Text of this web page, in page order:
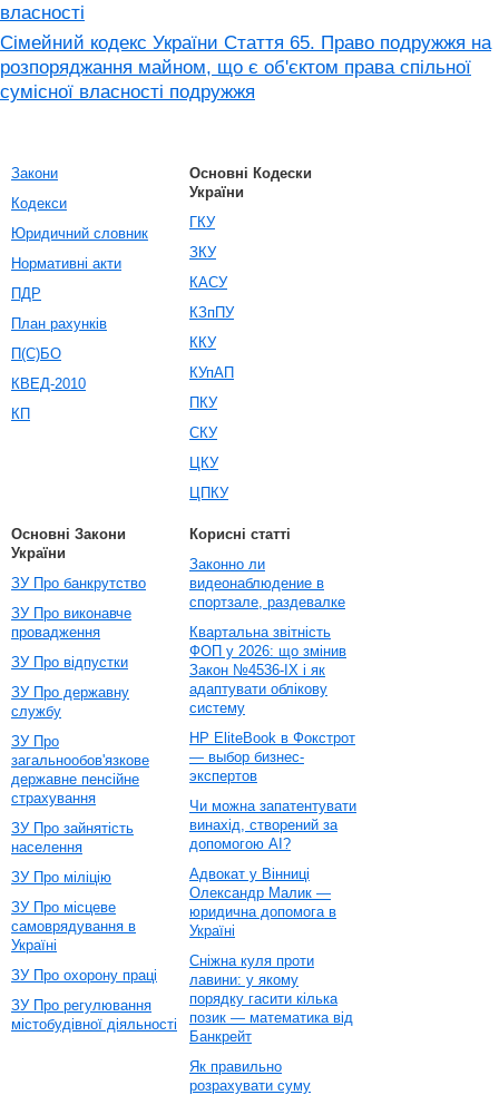
власності
Сімейний кодекс України Стаття 65. Право подружжя на
розпоряджання майном, що є об'єктом права спільної
сумісної власності подружжя
Закони
Кодекси
Юридичний словник
Нормативні акти
ПДР
План рахунків
П(С)БО
КВЕД-2010
КП
Основні Кодески
України
ГКУ
ЗКУ
КАСУ
КЗпПУ
ККУ
КУпАП
ПКУ
СКУ
ЦКУ
ЦПКУ
Основні Закони
України
ЗУ Про банкрутство
ЗУ Про виконавче
провадження
ЗУ Про відпустки
ЗУ Про державну
службу
ЗУ Про
загальнообов'язкове
державне пенсійне
страхування
ЗУ Про зайнятість
населення
ЗУ Про міліцію
ЗУ Про місцеве
самоврядування в
Україні
ЗУ Про охорону праці
ЗУ Про регулювання
містобудівної діяльності
Корисні статті
Законно ли
видеонаблюдение в
спортзале, раздевалке
Квартальна звітність
ФОП у 2026: що змінив
Закон №4536-IX і як
адаптувати облікову
систему
HP EliteBook в Фокстрот
— выбор бизнес-
экспертов
Чи можна запатентувати
винахід, створений за
допомогою AI?
Адвокат у Вінниці
Олександр Малик —
юридична допомога в
Україні
Сніжна куля проти
лавини: у якому
порядку гасити кілька
позик — математика від
Банкрейт
Як правильно
розрахувати суму